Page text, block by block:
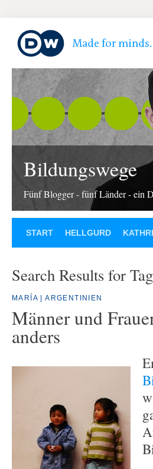
Bildungswege
Fünf Blogger - fünf Länder - ein
START HELLGURD
Search Results for
MARÍA | ARGENTINIEN
Männer und
anders